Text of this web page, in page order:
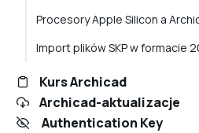
Procesory Apple Silicon a
Import plików SKP w formacie
Kurs Archicad
Archicad-aktualizacje
Authentication Key